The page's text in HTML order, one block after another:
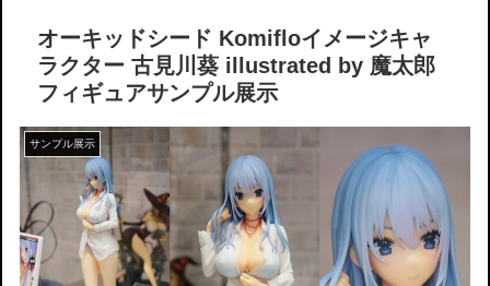
オーキッドシード Komifloイメージキャ
ラクター 古見川葵 illustrated by 魔太郎
フィギュアサンプル展示
サンプル展示